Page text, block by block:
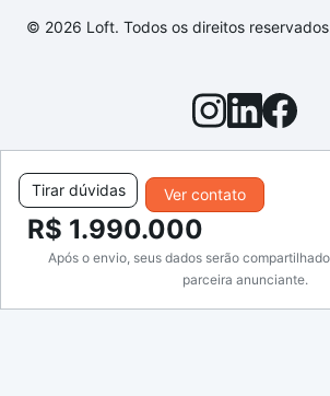
Ver contato
Tirar dúvidas
R$ 1.990.000
Após o envio, seus dados serão
parceira anunciante.
© 2026 Loft. Todos os direitos